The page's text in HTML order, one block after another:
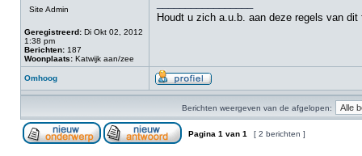
Site Admin
Geregistreerd: Di Okt 02, 2012
1:38 pm
Berichten: 187
Woonplaats: Katwijk aan/zee
Houdt u zich a.u.b. aan deze regels van
Omhoog
Berichten weergeven van de afgelopen:
Pagina 1 van 1 [ 2 berichten ]